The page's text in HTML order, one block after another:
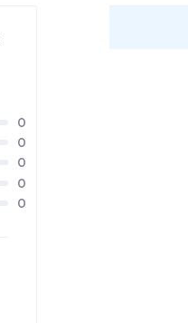
0
0
0
0
0